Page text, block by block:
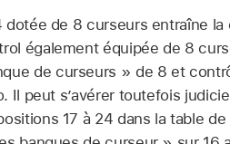
dotée de 8 curseurs entraîne
également équipée de 8
de curseurs » de 8 et
Il peut s’avérer toutefois
17 à 24 dans la table